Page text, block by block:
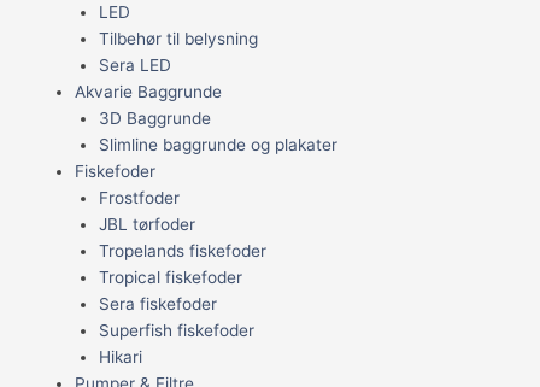
LED
Tilbehør til belysning
Sera LED
Akvarie Baggrunde
3D Baggrunde
Slimline baggrunde og plakater
Fiskefoder
Frostfoder
JBL tørfoder
Tropelands fiskefoder
Tropical fiskefoder
Sera fiskefoder
Superfish fiskefoder
Hikari
Pumper & Filtre